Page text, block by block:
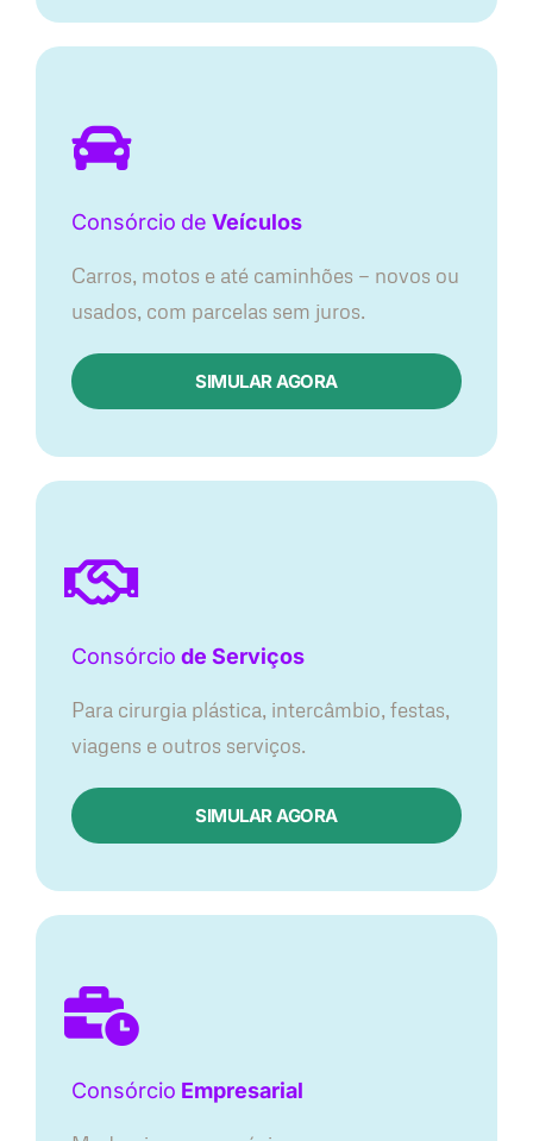
Consórcio de Veículos
Carros, motos e até caminhões — novos ou
usados, com parcelas sem juros.
SIMULAR AGORA
Consórcio de Serviços
Para cirurgia plástica, intercâmbio, festas,
viagens e outros serviços.
SIMULAR AGORA
Consórcio Empresarial